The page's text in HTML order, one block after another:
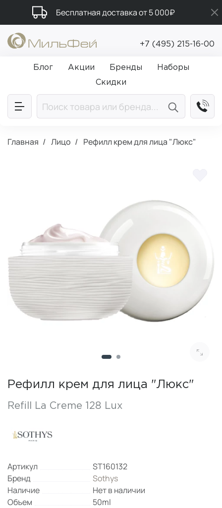
Бесплатная доставка от 5 000₽
Подарки в каждый заказ от 5 000₽
Промокод ПРИВЕТ
+7 (495) 215-16-00
Блог Акции Бренды
Наборы
Скидки
Главная Лицо Рефилл крем для лица "Люкс"
Рефилл крем для лица "Люкс"
Refill La Creme 128 Lux
Артикул
ST160132
Бренд
Sothys
Наличие
Нет в наличии
Объем
50ml